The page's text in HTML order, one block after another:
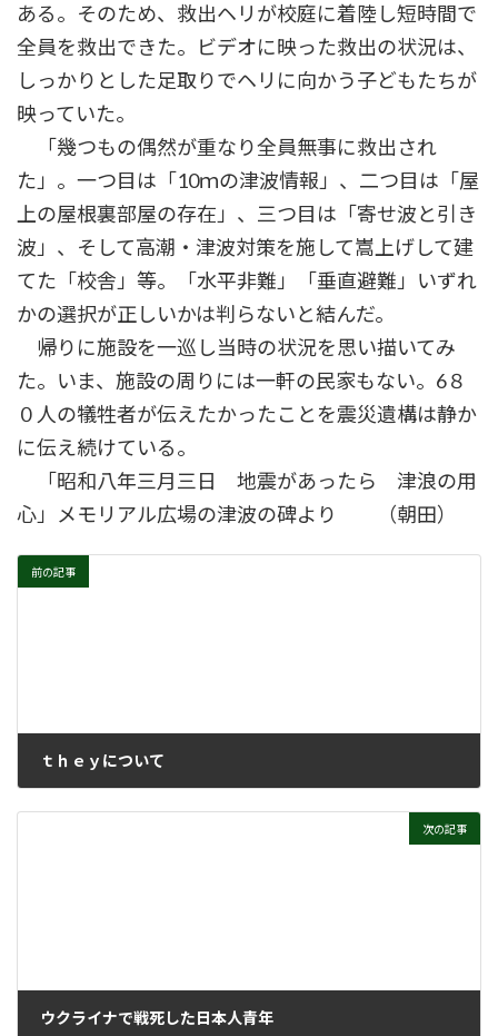
ある。そのため、救出ヘリが校庭に着陸し短時間で
全員を救出できた。ビデオに映った救出の状況は、
しっかりとした足取りでヘリに向かう子どもたちが
映っていた。
「幾つもの偶然が重なり全員無事に救出され
た」。一つ目は「10ｍの津波情報」、二つ目は「屋
上の屋根裏部屋の存在」、三つ目は「寄せ波と引き
波」、そして高潮・津波対策を施して嵩上げして建
てた「校舎」等。「水平非難」「垂直避難」いずれ
かの選択が正しいかは判らないと結んだ。
帰りに施設を一巡し当時の状況を思い描いてみ
た。いま、施設の周りには一軒の民家もない。6８
０人の犠牲者が伝えたかったことを震災遺構は静か
に伝え続けている。
「昭和八年三月三日 地震があったら 津浪の用
心」メモリアル広場の津波の碑より （朝田）
前の記事
ｔｈｅｙについて
次の記事
ウクライナで戦死した日本人青年